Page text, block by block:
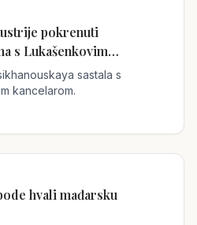
pokrenuti
s Lukašenkovim
sastala s
kancelarom.
hvali mađarsku